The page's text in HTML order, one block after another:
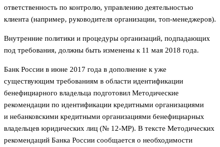
ответственность по контролю, управлению деятельностью
клиента (например, руководителя организации, топ-менеджеров).
Внутренние политики и процедуры организаций, подпадающих
под требования, должны быть изменены к 11 мая 2018 года.
Банк России в июне 2017 года в дополнение к уже
существующим требованиям в области идентификации
бенефициарного владельца подготовил Методические
рекомендации по идентификации кредитными организациями
и небанковскими кредитными организациями бенефициарных
владельцев юридических лиц (№ 12-МР). В тексте Методических
рекомендаций Банка России сообщается о необходимости